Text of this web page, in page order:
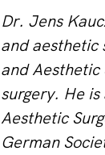
Dr. Jens
and aesthetic
and Aesthetic
surgery. He
Aesthetic
German